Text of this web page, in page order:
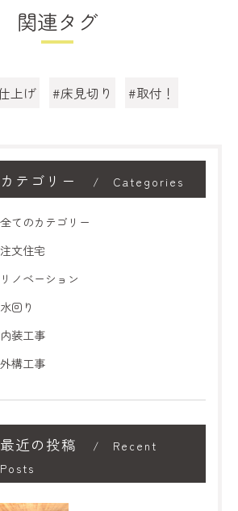
関連タグ
上げ #床見切り #取付！
カテゴリー Categories
全てのカテゴリー
注文住宅
リノベーション
水回り
内装工事
外構工事
最近の投稿
Recent
Posts